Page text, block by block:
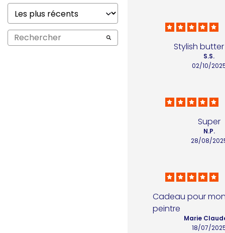
Stylish
02/10/
S.S.
Super
28/08/
N.P.
Cadeau pour
peintre
18/07/
Marie